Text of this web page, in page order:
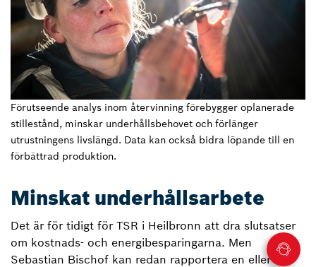
Förutseende analys inom återvinning förebygger oplanerade
stillestånd, minskar underhållsbehovet och förlänger
utrustningens livslängd. Data kan också bidra löpande till en
förbättrad produktion.
Minskat underhållsarbete
Det är för tidigt för TSR i Heilbronn att dra slutsatser
om kostnads- och energibesparingarna. Men
Sebastian Bischof kan redan rapportera en eller två